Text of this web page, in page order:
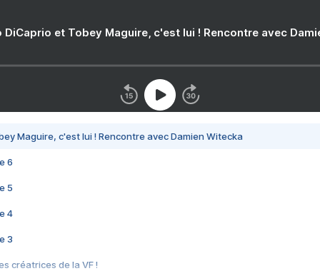
DiCaprio et Tobey Maguire, c'est lui ! Rencontre avec
Maguire, c'est lui ! Rencontre avec Damien Witecka
6
5
4
3
créatrices de la VF !